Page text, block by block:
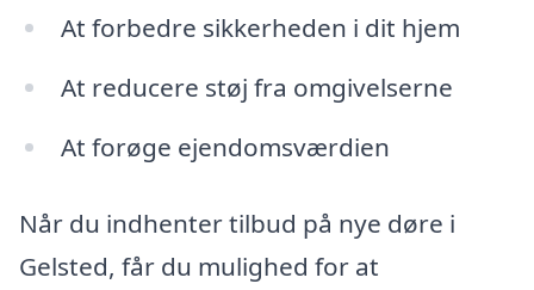
At forbedre sikkerheden i dit hjem
At reducere støj fra omgivelserne
At forøge ejendomsværdien
Når du indhenter tilbud på nye døre i
Gelsted, får du mulighed for at